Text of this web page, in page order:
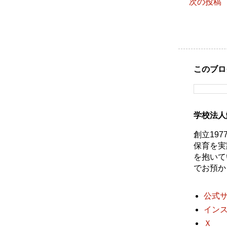
次の投稿
このブ
学校法
創立
保育を
を抱い
でお預
公式
イン
Ｘ